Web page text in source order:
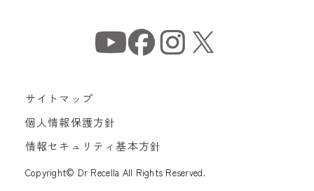
サイトマップ
個人情報保護方針
情報セキュリティ基本方針
Copyright© Dr Recella All Rights Reserved.